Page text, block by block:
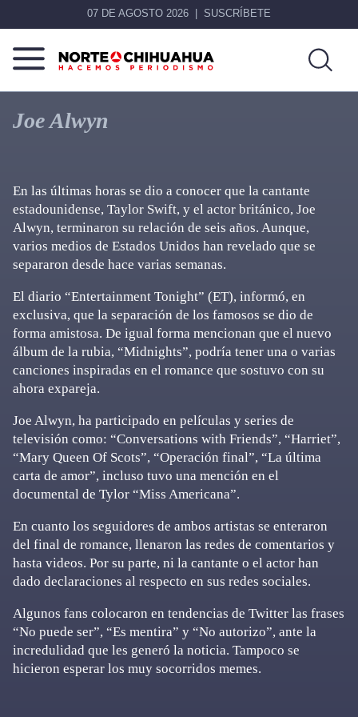
07 DE AGOSTO 2026 SUSCRÍBETE
Norte
De
Chihuahua
Más
que
noticias,
Joe Alwyn
En las últimas horas se dio a conocer que la cantante
estadounidense, Taylor Swift, y el actor británico, Joe
Alwyn, terminaron su relación de seis años. Aunque,
varios medios de Estados Unidos han revelado que se
separaron desde hace varias semanas.
El diario “Entertainment Tonight” (ET), informó, en
exclusiva, que la separación de los famosos se dio de
forma amistosa. De igual forma mencionan que el nuevo
álbum de la rubia, “Midnights”, podría tener una o varias
canciones inspiradas en el romance que sostuvo con su
ahora expareja.
Joe Alwyn, ha participado en películas y series de
televisión como: “Conversations with Friends”, “Harriet”,
“Mary Queen Of Scots”, “Operación final”, “La última
carta de amor”, incluso tuvo una mención en el
documental de Tylor “Miss Americana”.
En cuanto los seguidores de ambos artistas se enteraron
del final de romance, llenaron las redes de comentarios y
hasta videos. Por su parte, ni la cantante o el actor han
dado declaraciones al respecto en sus redes sociales.
Algunos fans colocaron en tendencias de Twitter las frases
“No puede ser”, “Es mentira” y “No autorizo”, ante la
incredulidad que les generó la noticia. Tampoco se
hicieron esperar los muy socorridos memes.